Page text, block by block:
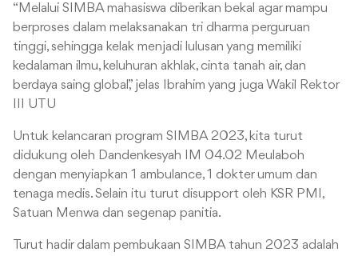
“Melalui SIMBA mahasiswa diberikan bekal agar mampu
berproses dalam melaksanakan tri dharma perguruan
tinggi, sehingga kelak menjadi lulusan yang memiliki
kedalaman ilmu, keluhuran akhlak, cinta tanah air, dan
berdaya saing global,” jelas Ibrahim yang juga Wakil Rektor
III UTU
Untuk kelancaran program SIMBA 2023, kita turut
didukung oleh Dandenkesyah IM 04.02 Meulaboh
dengan menyiapkan 1 ambulance, 1 dokter umum dan
tenaga medis. Selain itu turut disupport oleh KSR PMI,
Satuan Menwa dan segenap panitia.
Turut hadir dalam pembukaan SIMBA tahun 2023 adalah